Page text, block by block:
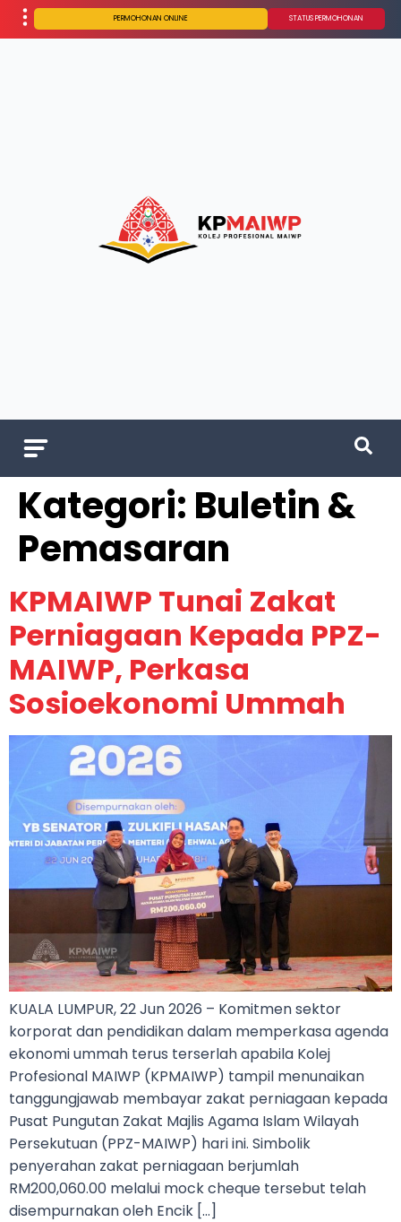
PERMOHONAN ONLINE STATUS PERMOHONAN
Kategori: Buletin &
Pemasaran
KPMAIWP Tunai Zakat
Perniagaan Kepada PPZ-
MAIWP, Perkasa
Sosioekonomi Ummah
KUALA LUMPUR, 22 Jun 2026 – Komitmen sektor
korporat dan pendidikan dalam memperkasa agenda
ekonomi ummah terus terserlah apabila Kolej
Profesional MAIWP (KPMAIWP) tampil menunaikan
tanggungjawab membayar zakat perniagaan kepada
Pusat Pungutan Zakat Majlis Agama Islam Wilayah
Persekutuan (PPZ-MAIWP) hari ini. Simbolik
penyerahan zakat perniagaan berjumlah
RM200,060.00 melalui mock cheque tersebut telah
disempurnakan oleh Encik […]